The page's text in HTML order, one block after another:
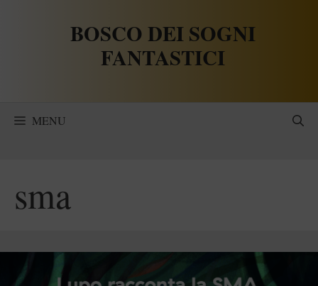
BOSCO DEI SOGNI
FANTASTICI
MENU
sma